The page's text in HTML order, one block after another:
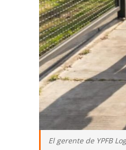
El gerente de YPFB